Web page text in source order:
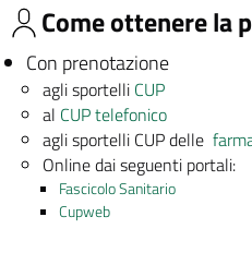
Come ottenere la
Con prenotazione
agli sportelli CUP
al CUP telefonico
agli sportelli CUP delle
Online dai seguenti portali:
Fascicolo Sanitario
Cupweb